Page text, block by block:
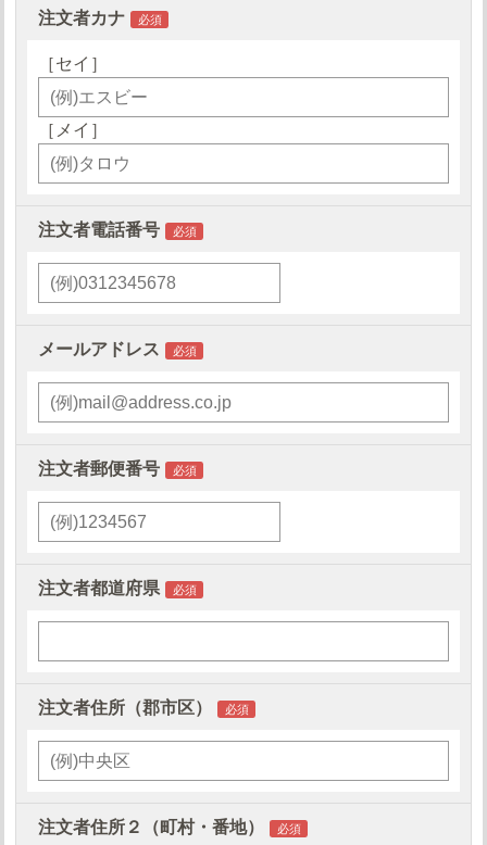
注文者カナ
［セイ］
［メイ］
注文者電話番号
メールアドレス
注文者郵便番号
注文者都道府県
注文者住所（郡市区）
注文者住所２（町村・番地）